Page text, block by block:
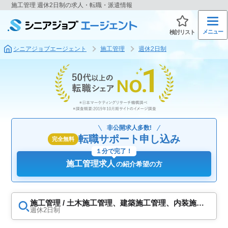
施工管理 週休2日制の求人・転職・派遣情報
検討リスト メニュー
シニアジョブエージェント 施工管理 週休2日制
完全無料
非公開求人多数!
転職サポート申し込み
施工管理求人 の紹介希望の方
１分で完了！
施工管理 / 土木施工管理、建築施工管理、内装施工
管理、電気工事施工管理、設備施工管理
週休2日制